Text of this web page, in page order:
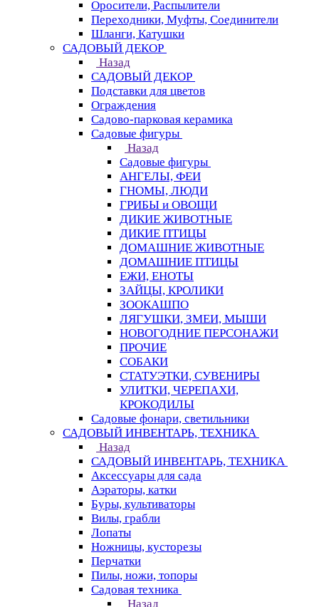
Оросители, Распылители
Переходники, Муфты, Соединители
Шланги, Катушки
САДОВЫЙ ДЕКОР
Назад
САДОВЫЙ ДЕКОР
Подставки для цветов
Ограждения
Садово-парковая керамика
Садовые фигуры
Назад
Садовые фигуры
АНГЕЛЫ, ФЕИ
ГНОМЫ, ЛЮДИ
ГРИБЫ и ОВОЩИ
ДИКИЕ ЖИВОТНЫЕ
ДИКИЕ ПТИЦЫ
ДОМАШНИЕ ЖИВОТНЫЕ
ДОМАШНИЕ ПТИЦЫ
ЕЖИ, ЕНОТЫ
ЗАЙЦЫ, КРОЛИКИ
ЗООКАШПО
ЛЯГУШКИ, ЗМЕИ, МЫШИ
НОВОГОДНИЕ ПЕРСОНАЖИ
ПРОЧИЕ
СОБАКИ
СТАТУЭТКИ, СУВЕНИРЫ
УЛИТКИ, ЧЕРЕПАХИ,
КРОКОДИЛЫ
Садовые фонари, светильники
САДОВЫЙ ИНВЕНТАРЬ, ТЕХНИКА
Назад
САДОВЫЙ ИНВЕНТАРЬ, ТЕХНИКА
Аксессуары для сада
Аэраторы, катки
Буры, культиваторы
Вилы, грабли
Лопаты
Ножницы, кусторезы
Перчатки
Пилы, ножи, топоры
Садовая техника
Назад